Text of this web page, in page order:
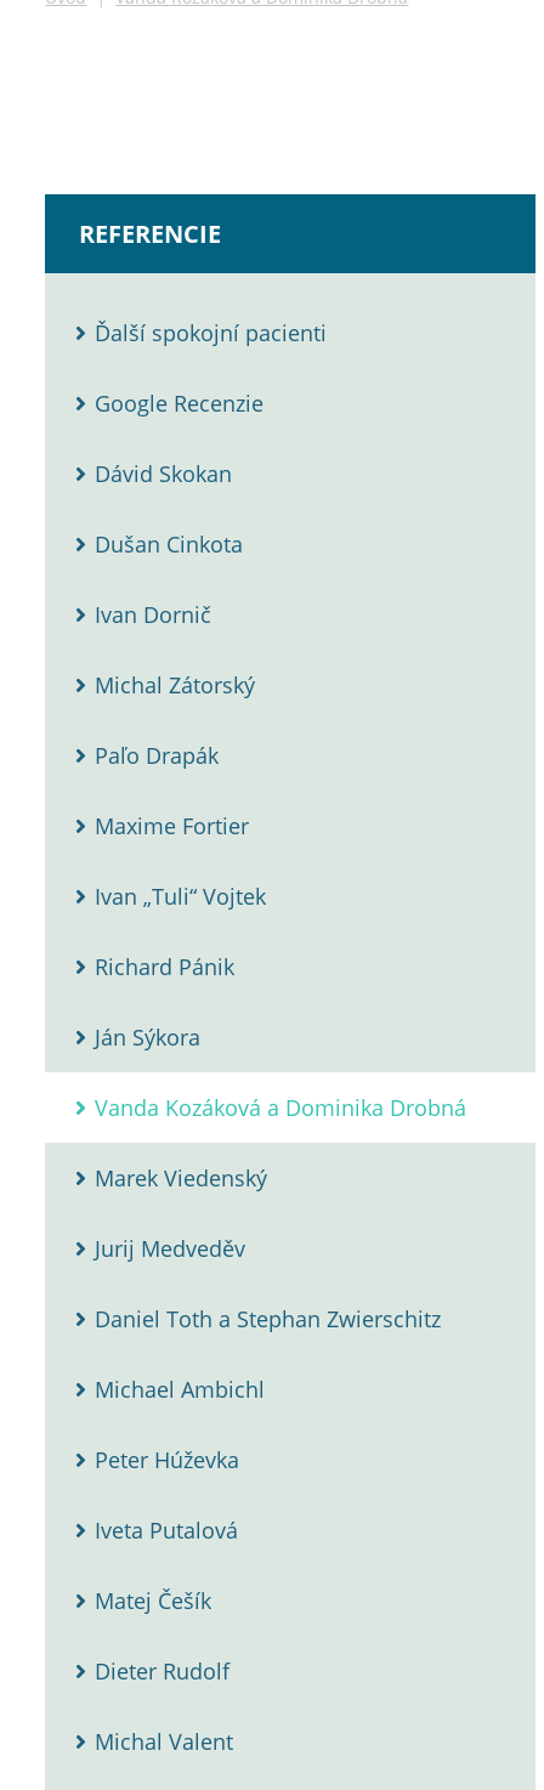
REFERENCIE
Ďalší spokojní pacienti
Google Recenzie
Dávid Skokan
Dušan Cinkota
Ivan Dornič
Michal Zátorský
Paľo Drapák
Maxime Fortier
Ivan „Tuli“ Vojtek
Richard Pánik
Ján Sýkora
Vanda Kozáková a Dominika Drobná
Marek Viedenský
Jurij Medveděv
Daniel Toth a Stephan Zwierschitz
Michael Ambichl
Peter Húževka
Iveta Putalová
Matej Češík
Dieter Rudolf
Michal Valent